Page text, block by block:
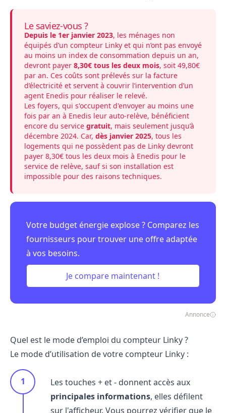
Le saviez-vous ?
Depuis le 1er janvier 2023, les ménages non
équipés d’un compteur Linky et qui n’ont pas envoyé
au moins un index de consommation depuis un an,
devront payer 8,30€ tous les deux mois, soit 49,80€
par an. Ces coûts sont prélevés sur la facture
d’électricité et servent à couvrir l’intervention d’un
agent Enedis pour réaliser le relevé.
Les foyers, qui s'occupent d'envoyer au moins une
fois par an à Enedis leur auto-relève, bénéficient
encore du service gratuit, mais seulement jusqu’à
décembre 2024. Car, dès janvier 2025, tous les
logements qui ne possèdent pas de Linky devront
payer 8,30€ tous les deux mois à Enedis pour le
service de relève, sauf si son installation est
impossible pour des raisons techniques.
Votre budget énergie explose ? Comparez les
fournisseurs pour trouver une offre adaptée
à vos besoins.
Je compare maintenant !
Annonce
Quel est le mode d’emploi du compteur Linky ?
Le mode d’utilisation de votre compteur Linky :
Les touches + et - donnent accès aux
principales informations, elles défilent
sur l'afficheur. Vous pourrez vérifier que le